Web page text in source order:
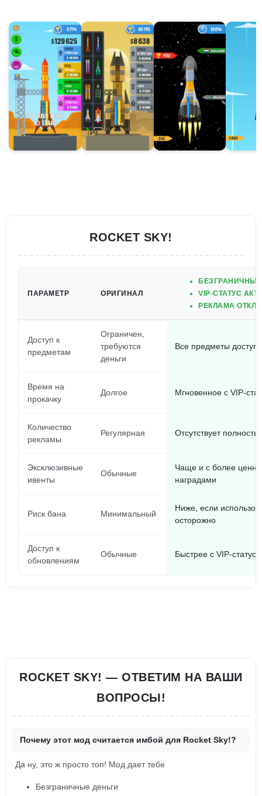
ROCKET SKY!
ПАРАМЕТР ОРИГИНАЛ
VIP-СТАТУС
РЕКЛАМА
Доступ к
предметам
Ограничен,
требуются
деньги
Все предметы
Время на
прокачку
Долгое Мгновенное с VIP-
Количество
рекламы
Регулярная Отсутствует
Эксклюзивные
ивенты
Обычные
Чаще и с более
наградами
Риск бана Минимальный
Ниже, если
осторожно
Доступ к
обновлениям
Обычные Быстрее с VIP-
ROCKET SKY! — ОТВЕТИМ НА ВАШИ
ВОПРОСЫ!
Почему этот мод считается имбой для Rocket Sky!?
Да ну, это ж просто топ! Мод дает тебе
Безграничные деньги